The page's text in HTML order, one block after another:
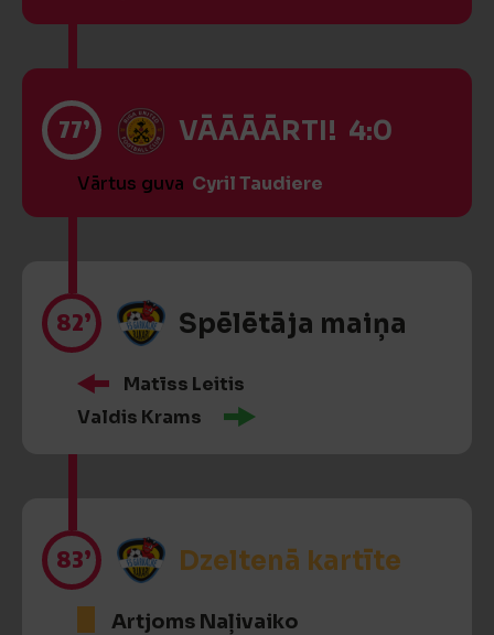
77’ VĀĀĀĀRTI! 4:0
Vārtus guva Cyril Taudiere
82’ Spēlētāja maiņa
Matīss Leitis
Valdis Krams
83’ Dzeltenā kartīte
Artjoms Naļivaiko